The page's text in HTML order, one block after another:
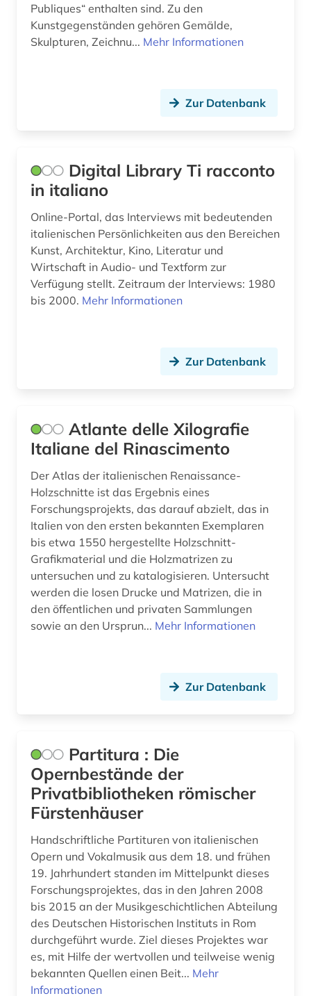
Publiques“ enthalten sind. Zu den
Kunstgegenständen gehören Gemälde,
Skulpturen, Zeichnu... Mehr Informationen
Zur Datenbank
Digital Library Ti racconto
in italiano
Online-Portal, das Interviews mit bedeutenden
italienischen Persönlichkeiten aus den Bereichen
Kunst, Architektur, Kino, Literatur und
Wirtschaft in Audio- und Textform zur
Verfügung stellt. Zeitraum der Interviews: 1980
bis 2000. Mehr Informationen
Zur Datenbank
Atlante delle Xilografie
Italiane del Rinascimento
Der Atlas der italienischen Renaissance-
Holzschnitte ist das Ergebnis eines
Forschungsprojekts, das darauf abzielt, das in
Italien von den ersten bekannten Exemplaren
bis etwa 1550 hergestellte Holzschnitt-
Grafikmaterial und die Holzmatrizen zu
untersuchen und zu katalogisieren. Untersucht
werden die losen Drucke und Matrizen, die in
den öffentlichen und privaten Sammlungen
sowie an den Ursprun... Mehr Informationen
Zur Datenbank
Partitura : Die
Opernbestände der
Privatbibliotheken römischer
Fürstenhäuser
Handschriftliche Partituren von italienischen
Opern und Vokalmusik aus dem 18. und frühen
19. Jahrhundert standen im Mittelpunkt dieses
Forschungsprojektes, das in den Jahren 2008
bis 2015 an der Musikgeschichtlichen Abteilung
des Deutschen Historischen Instituts in Rom
durchgeführt wurde. Ziel dieses Projektes war
es, mit Hilfe der wertvollen und teilweise wenig
bekannten Quellen einen Beit... Mehr
Informationen